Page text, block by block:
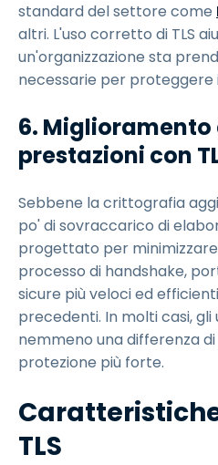
standard del settore come
altri. L'uso corretto di TLS
un'organizzazione sta
necessarie per proteggere
6. Miglioramento
prestazioni con
Sebbene la crittografia
po' di sovraccarico di
progettato per minimizzare
processo di handshake,
sicure più veloci ed
precedenti. In molti casi,
nemmeno una differenza
protezione più forte.
TLS